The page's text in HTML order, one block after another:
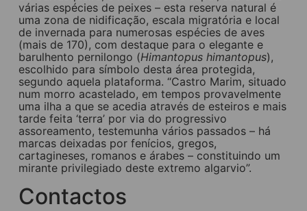
várias espécies de peixes – esta reserva natural é
uma zona de nidificação, escala migratória e local
de invernada para numerosas espécies de aves
(mais de 170), com destaque para o elegante e
barulhento pernilongo (Himantopus himantopus),
escolhido para símbolo desta área protegida,
segundo aquela plataforma. “Castro Marim, situado
num morro acastelado, em tempos provavelmente
uma ilha a que se acedia através de esteiros e mais
tarde feita ‘terra’ por via do progressivo
assoreamento, testemunha vários passados – há
marcas deixadas por fenícios, gregos,
cartagineses, romanos e árabes – constituindo um
mirante privilegiado deste extremo algarvio”.
Contactos